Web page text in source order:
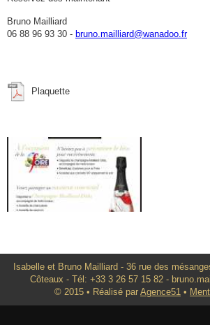
Bruno Mailliard
06 88 96 93 30 - bruno.mailliard@wanadoo.fr
Plaquette
Isabelle et Bruno Mailliard - 36 rue des
Côteaux - Tél: +33 3 26 57 15 82 -
© 2015 • Réalisé par Agence51 •